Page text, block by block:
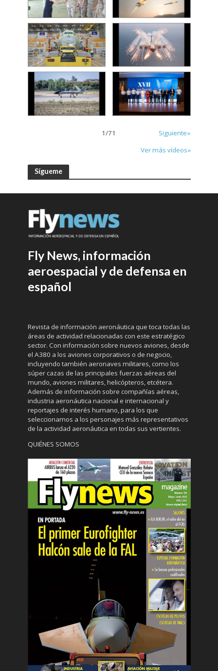
1/71
Siguiente»
Ver más vídeos»
Sígueme
Fly News, información
aeroespacial y de defensa en
español
Revista de información aeronáutica que toca todas las
áreas de actividad relacionadas con este estratégico
sector. Con información sobre nuevos aviones, desde
el A380 a los aviones corporativos o de negocio,
incluyendo también aeronaves militares, como los
súper cazas de las principales fuerzas aéreas del
mundo, aviones militares, helicópteros, etcétera.
Además de información sobre compañías aéreas,
industria aeronáutica nacional e internacional y
reportajes de interés humano, para los que
seleccionamos a los personajes más representativos
de la actividad aeronáutica en todas sus vertientes.
QUIÉNES SOMOS